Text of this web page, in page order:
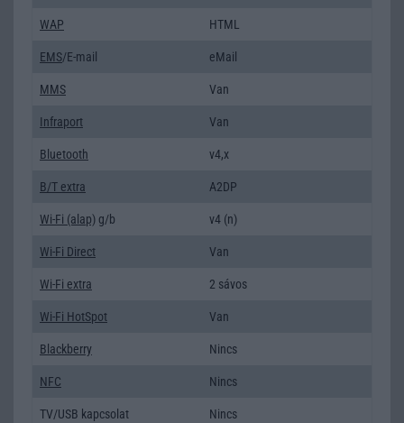
WAP HTML
EMS/E-mail eMail
MMS Van
Infraport Van
Bluetooth v4,x
B/T extra A2DP
Wi-Fi (alap) g/b v4 (n)
Wi-Fi Direct Van
Wi-Fi extra 2 sávos
Wi-Fi HotSpot Van
Blackberry Nincs
NFC Nincs
TV/USB kapcsolat Nincs